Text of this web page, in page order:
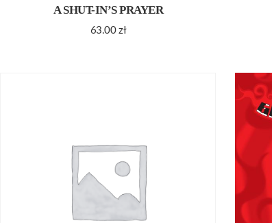
A SHUT-IN’S PRAYER
63.00zł